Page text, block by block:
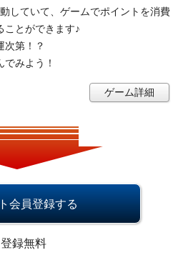
していて、ゲームでポイントを消費
ことができます♪
次第！？
でみよう！
ゲーム詳細
会員登録する
録無料